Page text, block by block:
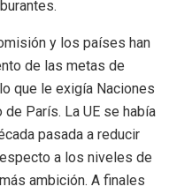
y los países han
de las metas de
que le exigía Naciones
París. La UE se había
pasada a reducir
a los niveles de
ambición. A finales